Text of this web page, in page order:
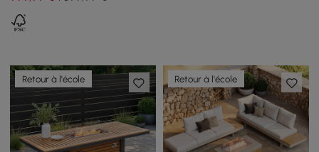
Retour à l'école Retour à l'école